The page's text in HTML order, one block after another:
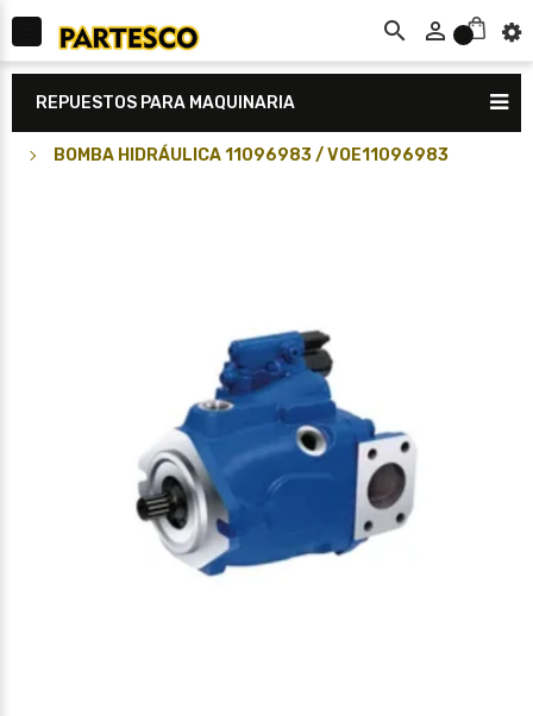
 
REPUESTOS PARA MAQUINARIA
BOMBA HIDRÁULICA 11096983 / VOE11096983